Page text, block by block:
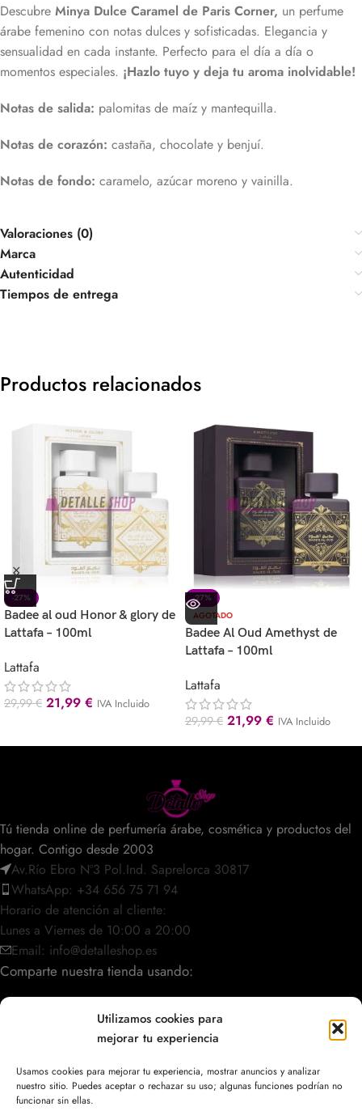
Utilizamos cookies para
mejorar tu experiencia
Usamos cookies para mejorar tu experiencia, mostrar anuncios y analizar
nuestro sitio. Puedes aceptar o rechazar su uso; algunas funciones podrían no
funcionar sin ellas.
Descubre Minya Dulce Caramel de Paris Corner, un perfume
árabe femenino con notas dulces y sofisticadas. Elegancia y
sensualidad en cada instante. Perfecto para el día a día o
momentos especiales. ¡Hazlo tuyo y deja tu aroma inolvidable!
Notas de salida: palomitas de maíz y mantequilla.
Notas de corazón: castaña, chocolate y benjuí.
Notas de fondo: caramelo, azúcar moreno y vainilla.
Valoraciones (0)
Marca
Autenticidad
Tiempos de entrega
Productos relacionados
-27%
Badee al oud Honor & glory de
Lattafa – 100ml
Lattafa
29,99€ 21,99 € IVA Incluido
-27%
AGOTADO
Badee Al Oud Amethyst de
Lattafa – 100ml
Lattafa
29,99€ 21,99 € IVA Incluido
Tú tienda online de perfumería árabe, cosmética y productos del
hogar. Contigo desde 2003
Av.Río Ebro Nº3 Pol.Ind. Saprelorca 30817
WhatsApp: +34 656 75 71 94
Horario de atención al cliente:
Lunes a Viernes de 10:00 a 20:00
Email: info@detalleshop.es
Comparte nuestra tienda usando:
POLÍTICAS / INFORMACIÓN
ACCESO RÁPIDO